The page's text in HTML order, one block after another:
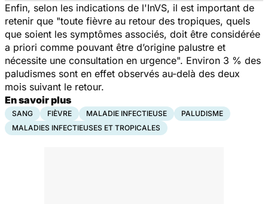
Enfin, selon les indications de l'InVS, il est important de
retenir que "toute fièvre au retour des tropiques, quels
que soient les symptômes associés, doit être considérée
a priori comme pouvant être d’origine palustre et
nécessite une consultation en urgence". Environ 3 % des
paludismes sont en effet observés au-delà des deux
mois suivant le retour.
En savoir plus
SANG FIÈVRE MALADIE INFECTIEUSE
PALUDISME
MALADIES INFECTIEUSES ET TROPICALES